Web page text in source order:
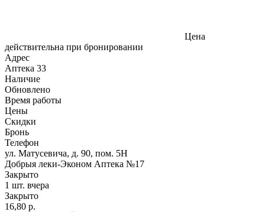
Цена
действительна при бронировании
Адрес
Аптека 33
Наличие
Обновлено
Время работы
Цены
Скидки
Бронь
Телефон
ул. Матусевича, д. 90, пом. 5Н
Добрыя леки-Эконом Аптека №17
Закрыто
1 шт. вчера
Закрыто
16,80 р.